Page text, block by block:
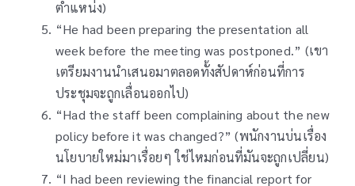
ตำแหน่ง)
“He had been preparing the presentation all
week before the meeting was postponed.” (เขา
เตรียมงานนำเสนอมาตลอดทั้งสัปดาห์ก่อนที่การ
ประชุมจะถูกเลื่อนออกไป)
“Had the staff been complaining about the new
policy before it was changed?” (พนักงานบ่นเรื่อง
นโยบายใหม่มาเรื่อยๆ ใช่ไหมก่อนที่มันจะถูกเปลี่ยน)
“I had been reviewing the financial report for